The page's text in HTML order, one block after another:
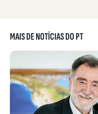
MAIS DE NOTÍCIAS DO PT